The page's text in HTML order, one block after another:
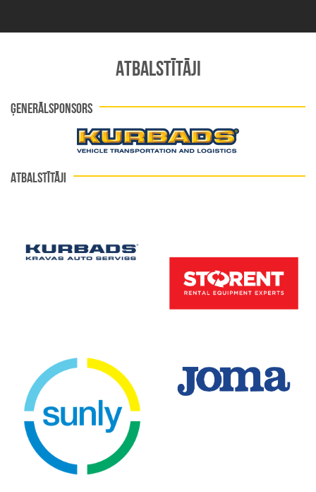
ATBALSTĪTĀJI
ĢENERĀLSPONSORS
ATBALSTĪTĀJI